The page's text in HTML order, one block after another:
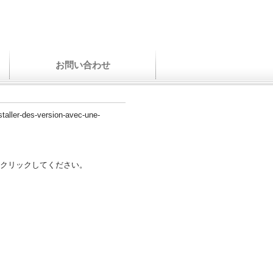
お問い合わせ
des-version-avec-une-
リックしてください。